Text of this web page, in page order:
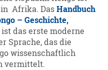
in Afrika. DasHandbuch
– Geschichte,
ist das erste moderne
Sprache, das die
wissenschaftlich
vermittelt.